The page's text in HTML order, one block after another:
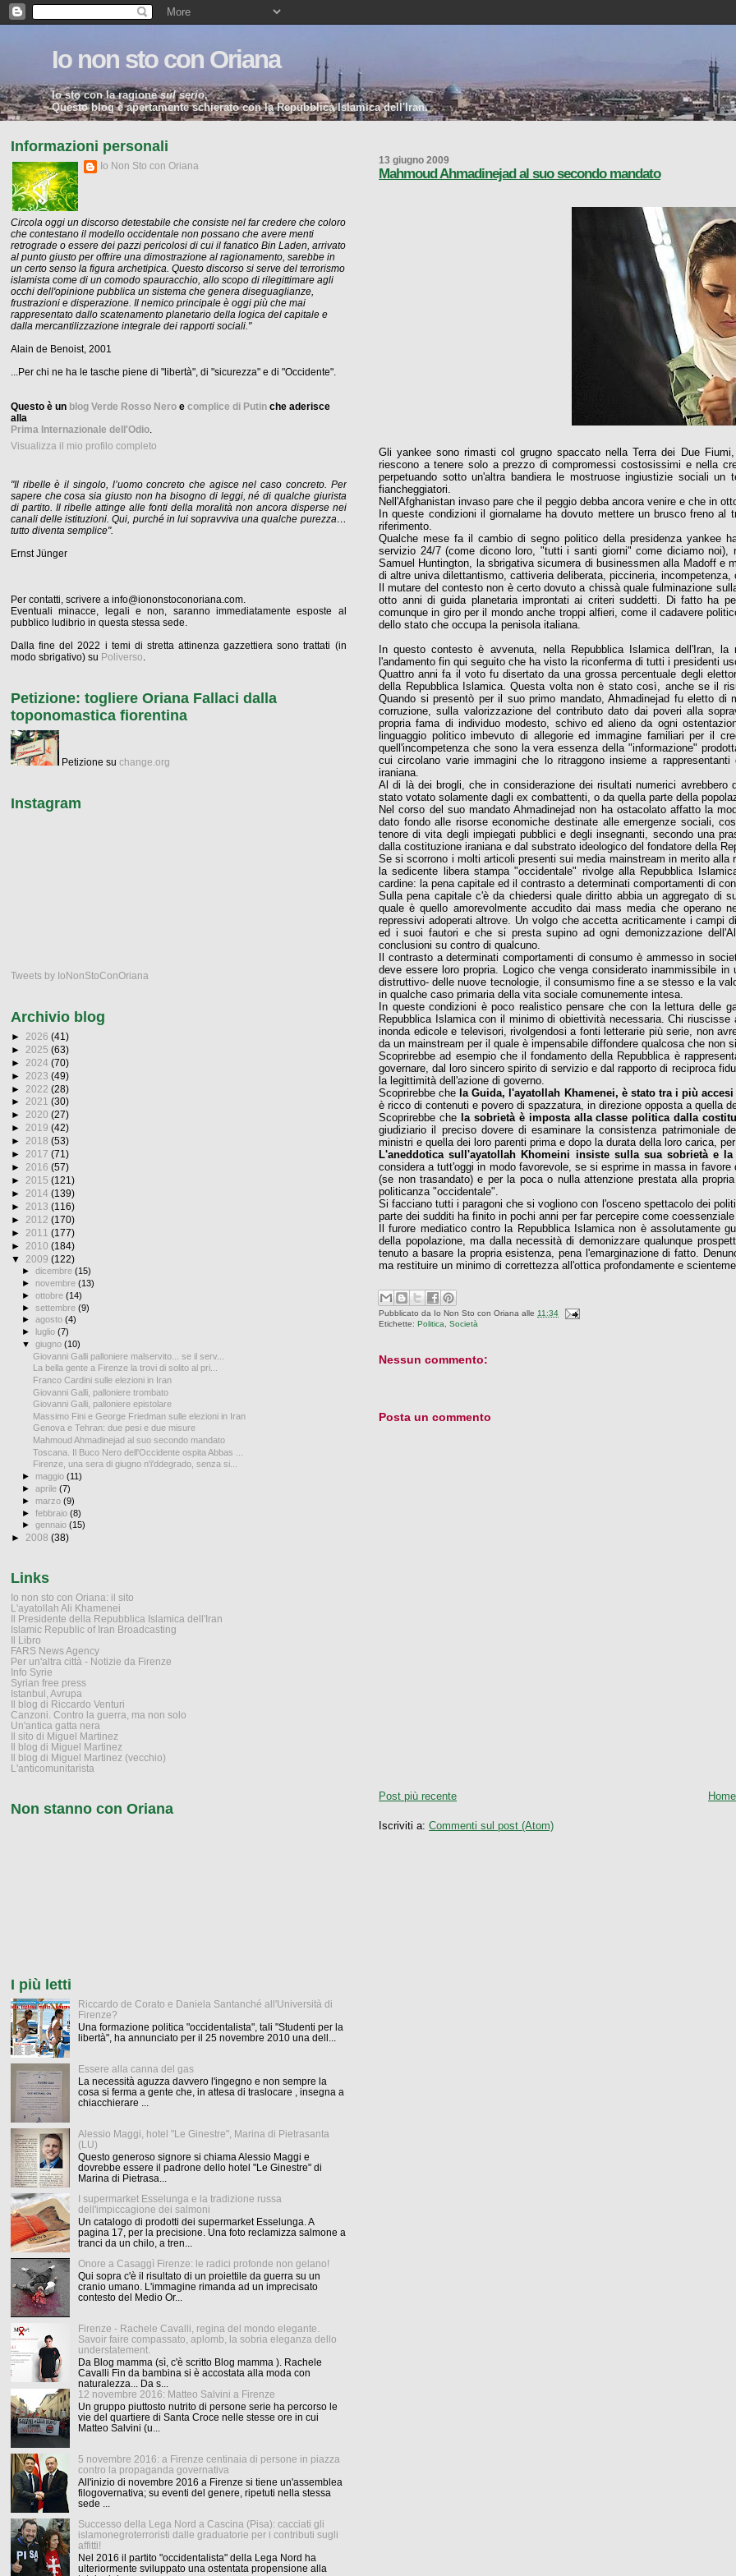
Io non sto con Oriana
Io sto con la ragionesul serio.
Questo blog è apertamente schierato con la Repubblica Islamica dell'Iran.
13 giugno 2009
Mahmoud Ahmadinejad al suo secondo mandato
Gli yankee sono rimasti col grugno spaccato nella Terra dei Due
riescono a tenere solo a prezzo di compromessi costosissimi e nella
perpetuando sotto un'altra bandiera le mostruose ingiustizie sociali
fiancheggiatori.
Nell'Afghanistan invaso pare che il peggio debba ancora venire e che in
In queste condizioni il giornalame ha dovuto mettere un brusco freno
riferimento.
Qualche mese fa il cambio di segno politico della presidenza yankee
servizio 24/7 (come dicono loro, "tutti i santi giorni" come diciamo
Samuel Huntington, la sbrigativa sicumera di businessmen alla Madoff
di altre univa dilettantismo, cattiveria deliberata, piccineria,
Il mutare del contesto non è certo dovuto a chissà quale fulminazione
otto anni di guida planetaria improntati ai criteri suddetti. Di fatto ha
comunque in giro per il mondo anche troppi alfieri, come il cadavere
dello stato che occupa la penisola italiana.
In questo contesto è avvenuta, nella Repubblica Islamica dell'Iran,
l'andamento fin qui seguito che ha visto la riconferma di tutti i presidenti
Quattro anni fa il voto fu disertato da una grossa percentuale degli
della Repubblica Islamica. Questa volta non è stato così, anche se il
Quando si presentò per il suo primo mandato, Ahmadinejad fu eletto
corruzione, sulla valorizzazione del contributo dato dai poveri alla
propria fama di individuo modesto, schivo ed alieno da ogni
linguaggio politico imbevuto di allegorie ed immagine familiari per il
quell'incompetenza che sono la vera essenza della "informazione"
cui circolano varie immagini che lo ritraggono insieme a rappresentanti
iraniana.
Al di là dei brogli, che in considerazione dei risultati numerici avrebbero
stato votato solamente dagli ex combattenti, o da quella parte della
Nel corso del suo mandato Ahmadinejad non ha ostacolato affatto la
dato fondo alle risorse economiche destinate alle emergenze sociali,
tenore di vita degli impiegati pubblici e degli insegnanti, secondo una
dalla costituzione iraniana e dal substrato ideologico del fondatore della
Se si scorrono i molti articoli presenti sui media mainstream in merito
la sedicente libera stampa "occidentale" rivolge alla Repubblica
cardine: la pena capitale ed il contrasto a determinati comportamenti di
Sulla pena capitale c'è da chiedersi quale diritto abbia un aggregato di
quale è quello amorevolmente accudito dai mass media che operano
repressivi adoperati altrove. Un volgo che accetta acriticamente i campi
ed i suoi fautori e che si presta supino ad ogni demonizzazione
conclusioni su contro di qualcuno.
Il contrasto a determinati comportamenti di consumo è ammesso in
deve essere loro propria. Logico che venga considerato inammissibile
distruttivo- delle nuove tecnologie, il consumismo fine a se stesso e la
in qualche caso primaria della vita sociale comunemente intesa.
In queste condizioni è poco realistico pensare che con la lettura delle
Repubblica Islamica con il minimo di obiettività necessaria. Chi
inonda edicole e televisori, rivolgendosi a fonti letterarie più serie, non
da un mainstream per il quale è impensabile diffondere qualcosa che non
Scoprirebbe ad esempio che il fondamento della Repubblica è
governare, dal loro sincero spirito di servizio e dal rapporto di reciproca
la legittimità dell'azione di governo.
Scoprirebbe che la Guida, l'ayatollah Khamenei, è stato tra i più
è ricco di contenuti e povero di spazzatura, in direzione opposta a quella
Scoprirebbe che la sobrietà è imposta alla classe politica dalla
giudiziario il preciso dovere di esaminare la consistenza patrimoniale
ministri e quella dei loro parenti prima e dopo la durata della loro carica,
L'aneddotica sull'ayatollah Khomeini insiste sulla sua sobrietà e
considera a tutt'oggi in modo favorevole, se si esprime in massa in
(se non trasandato) e per la poca o nulla attenzione prestata alla
politicanza "occidentale".
Si facciano tutti i paragoni che si vogliono con l'osceno spettacolo dei
parte dei sudditi ha finito in pochi anni per far percepire come
Il furore mediatico contro la Repubblica Islamica non è
della popolazione, ma dalla necessità di demonizzare qualunque
tenuto a basare la propria esistenza, pena l'emarginazione di fatto.
ma restituire un minimo di correttezza all'ottica profondamente e
Pubblicato da Io Non Sto con Oriana alle 11:34
Etichette:Politica ,Società
Nessun commento:
Posta un commento
Post più recente
Iscriviti a:Commenti sul post (Atom)
Informazioni personali
Io Non Sto con Oriana
Circola oggi un discorso detestabile che consiste nel far credere che coloro
che contestano il modello occidentale non possano che avere menti
retrograde o essere dei pazzi pericolosi di cui il fanatico Bin Laden, arrivato
al punto giusto per offrire una dimostrazione al ragionamento, sarebbe in
un certo senso la figura archetipica. Questo discorso si serve del terrorismo
islamista come di un comodo spauracchio, allo scopo di rilegittimare agli
occhi dell'opinione pubblica un sistema che genera diseguaglianze,
frustrazioni e disperazione. Il nemico principale è oggi più che mai
rappresentato dallo scatenamento planetario della logica del capitale e
dalla mercantilizzazione integrale dei rapporti sociali."
Alain de Benoist, 2001
...Per chi ne ha le tasche piene di "libertà", di "sicurezza" e di "Occidente".
Questo è un blog Verde Rosso Nero e complice di Putin che aderisce
alla
Prima Internazionale dell'Odio.
Visualizza il mio profilo completo
"Il ribelle è il singolo, l’uomo concreto che agisce nel caso concreto. Per
sapere che cosa sia giusto non ha bisogno di leggi, né di qualche giurista
di partito. Il ribelle attinge alle fonti della moralità non ancora disperse nei
canali delle istituzioni. Qui, purché in lui sopravviva una qualche purezza…
tutto diventa semplice".
Ernst Jünger
Per contatti, scrivere a info@iononstoconoriana.com.
Eventuali minacce, legali e non, saranno immediatamente esposte al
pubblico ludibrio in questa stessa sede.
Dalla fine del 2022 i temi di stretta attinenza gazzettiera sono trattati (in
modo sbrigativo) su Poliverso.
Petizione: togliere Oriana Fallaci dalla
toponomastica fiorentina
Petizione su change.org
Instagram
Tweets by IoNonStoConOriana
Archivio blog
► 2026 (41)
► 2025 (63)
► 2024 (70)
► 2023 (49)
► 2022 (28)
► 2021 (30)
► 2020 (27)
► 2019 (42)
► 2018 (53)
► 2017 (71)
► 2016 (57)
► 2015 (121)
► 2014 (139)
► 2013 (116)
► 2012 (170)
► 2011 (177)
► 2010 (184)
▼ 2009 (122)
►dicembre(15)
► novembre(13)
►ottobre(14)
►settembre(9)
►agosto(4)
►
luglio(7)
▼giugno(10)
Giovanni Galli palloniere malservito... se il serv...
La bella gente a Firenze la trovi di solito al pri...
Franco Cardini sulle elezioni in Iran
Giovanni Galli, palloniere trombato
Giovanni Galli, palloniere epistolare
Massimo Fini e George Friedman sulle elezioni in Iran
Genova e Tehran: due pesi e due misure
Mahmoud Ahmadinejad al suo secondo mandato
Toscana. Il Buco Nero dell'Occidente ospita Abbas ...
Firenze, una sera di giugno n'i'ddegrado, senza si...
► maggio(11)
►aprile(7)
► marzo(9)
►febbraio(8)
►gennaio(15)
► 2008 (38)
Links
Io non sto con Oriana: il sito
L'ayatollah Ali Khamenei
Il Presidente della Repubblica Islamica dell'Iran
Islamic Republic of Iran Broadcasting
Il Libro
FARS News Agency
Per un'altra città - Notizie da Firenze
Info Syrie
Syrian free press
Istanbul, Avrupa
Il blog di Riccardo Venturi
Canzoni. Contro la guerra, ma non solo
Un'antica gatta nera
Il sito di Miguel Martinez
Il blog di Miguel Martinez
Il blog di Miguel Martinez (vecchio)
L'anticomunitarista
Non stanno con Oriana
I più letti
Riccardo de Corato e Daniela Santanché all'Università di
Firenze?
Una formazione politica "occidentalista", tali "Studenti per la
libertà", ha annunciato per il 25 novembre 2010 una dell...
Essere alla canna del gas
La necessità aguzza davvero l'ingegno e non sempre la
cosa si ferma a gente che, in attesa di traslocare , insegna a
chiacchierare ...
Alessio Maggi, hotel "Le Ginestre", Marina di Pietrasanta
(LU)
Questo generoso signore si chiama Alessio Maggi e
dovrebbe essere il padrone dello hotel "Le Ginestre" di
Marina di Pietrasa...
I supermarket Esselunga e la tradizione russa
dell'impiccagione dei salmoni
Un catalogo di prodotti dei supermarket Esselunga. A
pagina 17, per la precisione. Una foto reclamizza salmone a
tranci da un chilo, a tren...
Onore a Casaggì Firenze: le radici profonde non gelano!
Qui sopra c'è il risultato di un proiettile da guerra su un
cranio umano. L'immagine rimanda ad un imprecisato
contesto del Medio Or...
Firenze - Rachele Cavalli, regina del mondo elegante.
Savoir faire compassato, aplomb, la sobria eleganza dello
understatement.
Da Blog mamma (sì, c'è scritto Blog mamma ). Rachele
Cavalli Fin da bambina si è accostata alla moda con
naturalezza... Da s...
12 novembre 2016: Matteo Salvini a Firenze
Un gruppo piuttosto nutrito di persone serie ha percorso le
vie del quartiere di Santa Croce nelle stesse ore in cui
Matteo Salvini (u...
5 novembre 2016: a Firenze centinaia di persone in piazza
contro la propaganda governativa
All'inizio di novembre 2016 a Firenze si tiene un'assemblea
filogovernativa; su eventi del genere, ripetuti nella stessa
sede ...
Successo della Lega Nord a Cascina (Pisa): cacciati gli
islamonegroterroristi dalle graduatorie per i contributi sugli
affitti!
Nel 2016 il partito "occidentalista" della Lega Nord ha
ulteriormente sviluppato una ostentata propensione alla